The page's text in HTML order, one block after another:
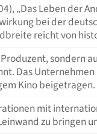
„Das Leben der
bei der
reicht von
sondern
Das
Kino beigetragen.
mit
zu bringen